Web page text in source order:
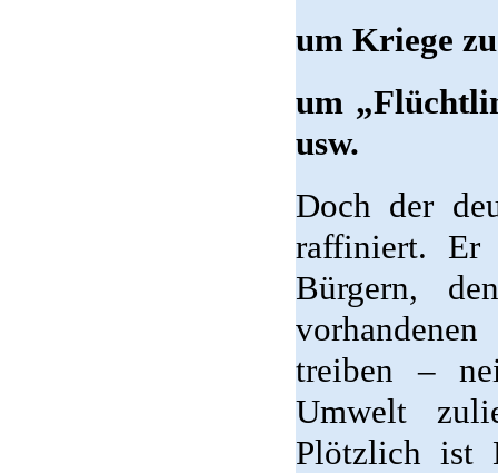
um Kriege
um
usw.
Doch der
raffiniert. Er
Bürgern,
treiben –
Umwelt
Plötzlich ist